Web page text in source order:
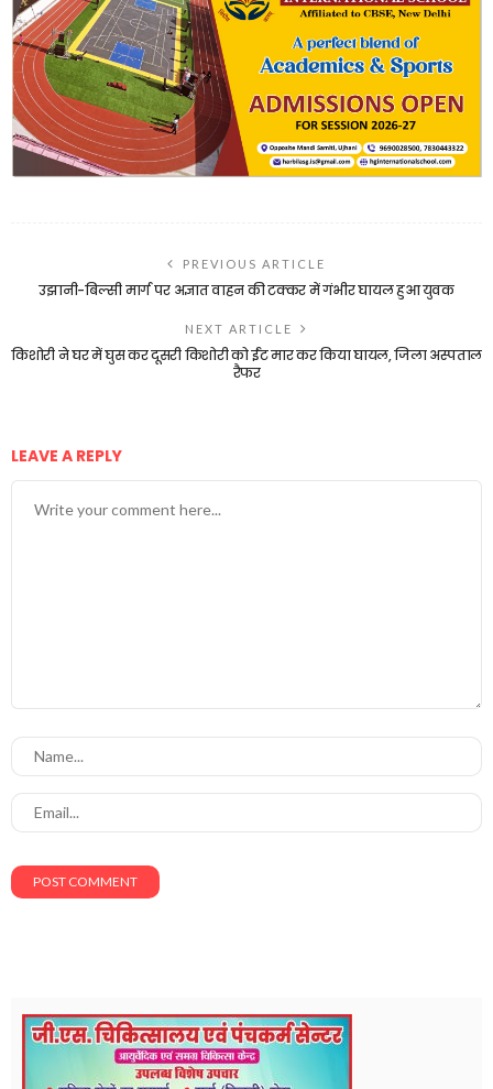
PREVIOUS ARTICLE
उझानी-बिल्सी मार्ग पर अज्ञात वाहन की टक्कर में गंभीर घायल हुआ युवक
NEXT ARTICLE
किशोरी ने घर में घुस कर दूसरी किशोरी को ईंट मार कर किया घायल, जिला अस्पताल
रैफर
LEAVE A REPLY